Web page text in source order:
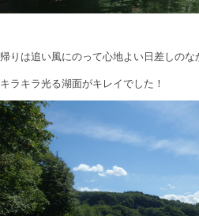
帰りは追い風にのって心地よい日差しのな
キラキラ光る湖面がキレイでした！